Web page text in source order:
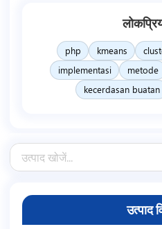
php kmeans
implementasi
metode
kecerdasan buatan
उत्पाद